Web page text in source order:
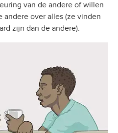
van de andere of willen
andere over alles (ze vinden
zijn dan de andere).